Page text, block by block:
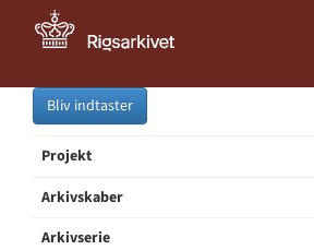
Bliv indtaster
Projekt
Arkivskaber
Arkivserie